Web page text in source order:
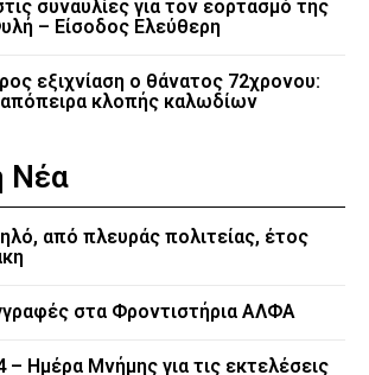
συναυλίες για τον εορτασμό της
– Είσοδος Ελεύθερη
εξιχνίαση ο θάνατος 72χρονου:
κλοπής καλωδίων
Νέα
από πλευράς πολιτείας, έτος
στα Φροντιστήρια ΑΛΦΑ
– Ημέρα Μνήμης για τις εκτελέσεις